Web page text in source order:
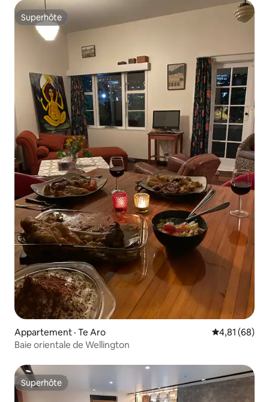
Superhôte
Superhôte
Appartement · Te Aro Note
4,81 (68)
Baie orientale de Wellington
Superhôte
Superhôte